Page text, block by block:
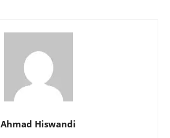
Ahmad Hiswandi